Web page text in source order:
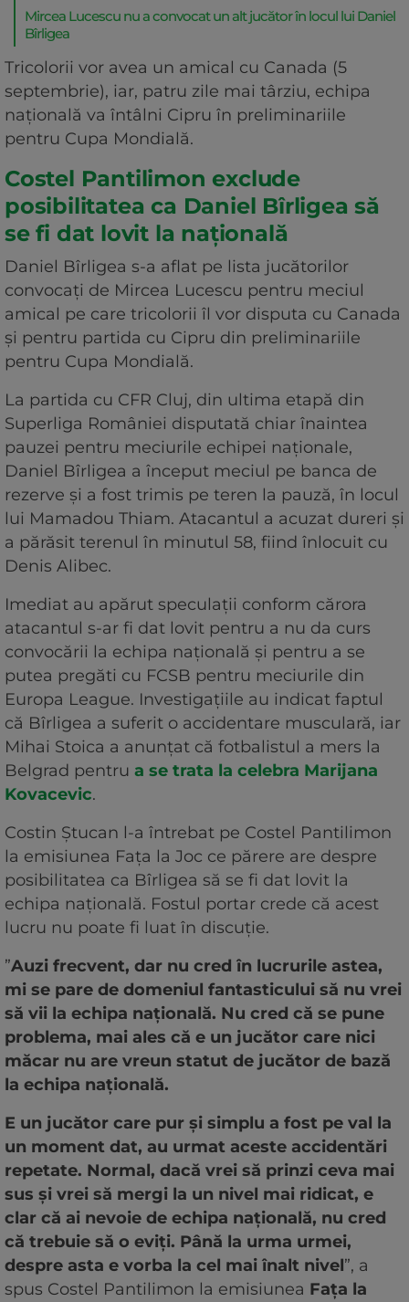
Mircea Lucescu nu a convocat un alt jucător în locul lui Daniel
Bîrligea
Tricolorii vor avea un amical cu Canada (5
septembrie), iar, patru zile mai târziu, echipa
națională va întâlni Cipru în preliminariile
pentru Cupa Mondială.
Costel Pantilimon exclude
posibilitatea ca Daniel Bîrligea să
se fi dat lovit la națională
Daniel Bîrligea s-a aflat pe lista jucătorilor
convocați de Mircea Lucescu pentru meciul
amical pe care tricolorii îl vor disputa cu Canada
și pentru partida cu Cipru din preliminariile
pentru Cupa Mondială.
La partida cu CFR Cluj, din ultima etapă din
Superliga României disputată chiar înaintea
pauzei pentru meciurile echipei naționale,
Daniel Bîrligea a început meciul pe banca de
rezerve și a fost trimis pe teren la pauză, în locul
lui Mamadou Thiam. Atacantul a acuzat dureri și
a părăsit terenul în minutul 58, fiind înlocuit cu
Denis Alibec.
Imediat au apărut speculații conform cărora
atacantul s-ar fi dat lovit pentru a nu da curs
convocării la echipa națională și pentru a se
putea pregăti cu FCSB pentru meciurile din
Europa League. Investigațiile au indicat faptul
că Bîrligea a suferit o accidentare musculară, iar
Mihai Stoica a anunțat că fotbalistul a mers la
Belgrad pentru a se trata la celebra Marijana
Kovacevic.
Costin Ștucan l-a întrebat pe Costel Pantilimon
la emisiunea Fața la Joc ce părere are despre
posibilitatea ca Bîrligea să se fi dat lovit la
echipa națională. Fostul portar crede că acest
lucru nu poate fi luat în discuție.
”Auzi frecvent, dar nu cred în lucrurile astea,
mi se pare de domeniul fantasticului să nu vrei
să vii la echipa națională. Nu cred că se pune
problema, mai ales că e un jucător care nici
măcar nu are vreun statut de jucător de bază
la echipa națională.
E un jucător care pur și simplu a fost pe val la
un moment dat, au urmat aceste accidentări
repetate. Normal, dacă vrei să prinzi ceva mai
sus și vrei să mergi la un nivel mai ridicat, e
clar că ai nevoie de echipa națională, nu cred
că trebuie să o eviți. Până la urma urmei,
despre asta e vorba la cel mai înalt nivel”, a
spus Costel Pantilimon la emisiunea Fața la